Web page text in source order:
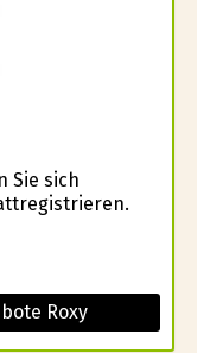
Sie sich
Roxy